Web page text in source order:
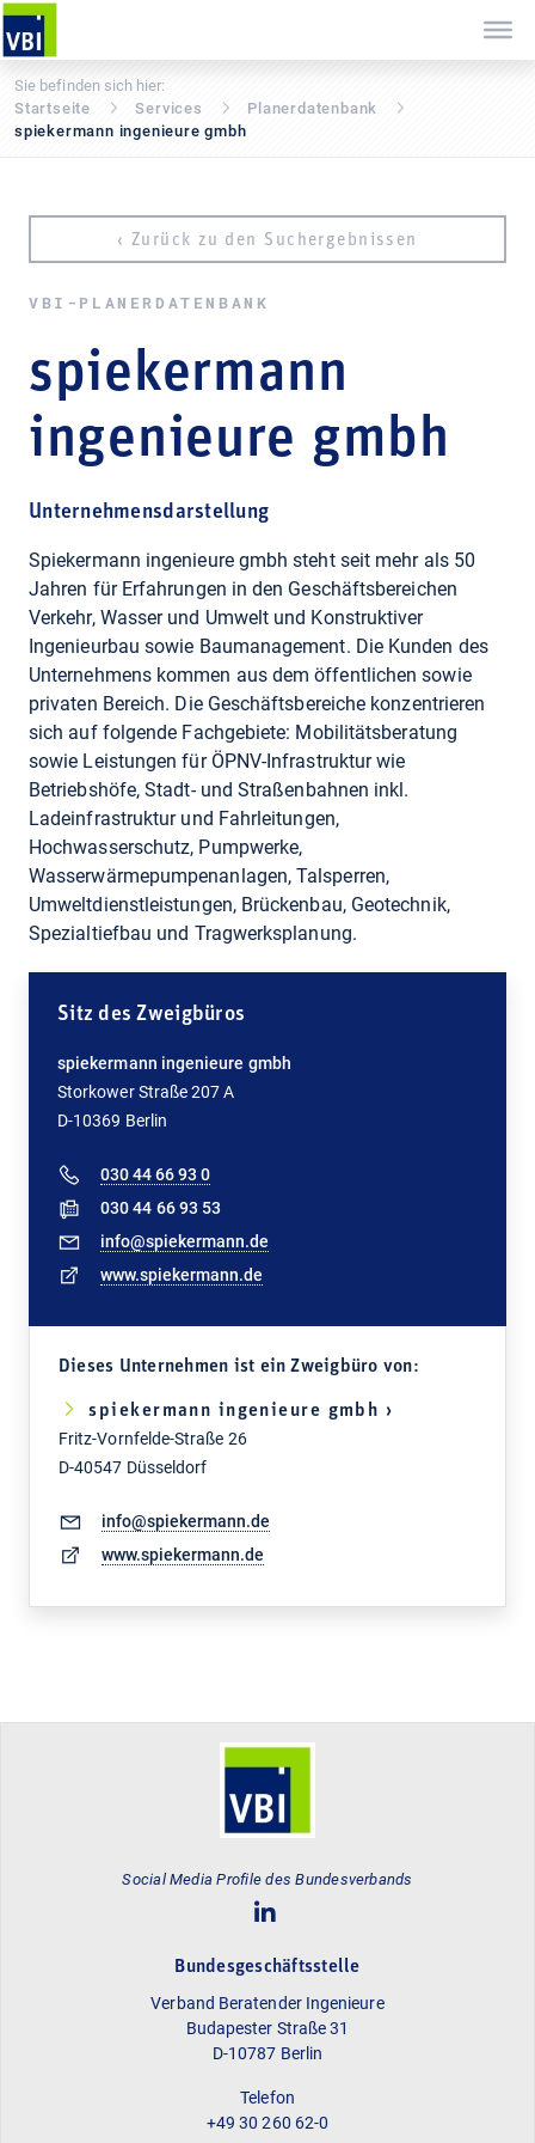
Sie befinden sich hier:
Startseite
Services
Pla­ner­daten­bank
spiekermann ingenieure gmbh
VBI-PLA­NER­DATEN­BANK
spiekermann
ingenieure gmbh
‹ Zurück zu den Suchergebnissen
Unternehmensdarstellung
spiekermann ingenieure gmbh steht seit mehr als 50
Jahren für Erfahrungen in den Geschäftsbereichen
Verkehr, Wasser und Umwelt und Konstruktiver
Ingenieurbau sowie Baumanagement. Die Kunden des
Unternehmens kommen aus dem öffentlichen sowie
privaten Bereich. Die Geschäftsbereiche konzentrieren
sich auf folgende Fachgebiete: Mobilitätsberatung
sowie Leistungen für ÖPNV-Infrastruktur wie
Betriebshöfe, Stadt- und Straßenbahnen inkl.
Ladeinfrastruktur und Fahrleitungen,
Hochwasserschutz, Pumpwerke,
Wasserwärmepumpenanlagen, Talsperren,
Umweltdienstleistungen, Brückenbau, Geotechnik,
Spezialtiefbau und Tragwerksplanung.
Sitz des Zweigbüros
spiekermann ingenieure gmbh
Storkower Straße 207 A
D-10369 Berlin
030 44 66 93 0
030 44 66 93 53
info@spiekermann.de
www.spiekermann.de
Dieses Unternehmen ist ein Zweigbüro von:
spiekermann ingenieure gmbh ›
Fritz-Vornfelde-Straße 26
D-40547 Düsseldorf
info@spiekermann.de
www.spiekermann.de
Social Media Profile des Bundesverbands
Bundesgeschäftsstelle
Verband Beratender Ingenieure
Budapester Straße 31
D-10787 Berlin
Telefon
+49 30 260 62-0